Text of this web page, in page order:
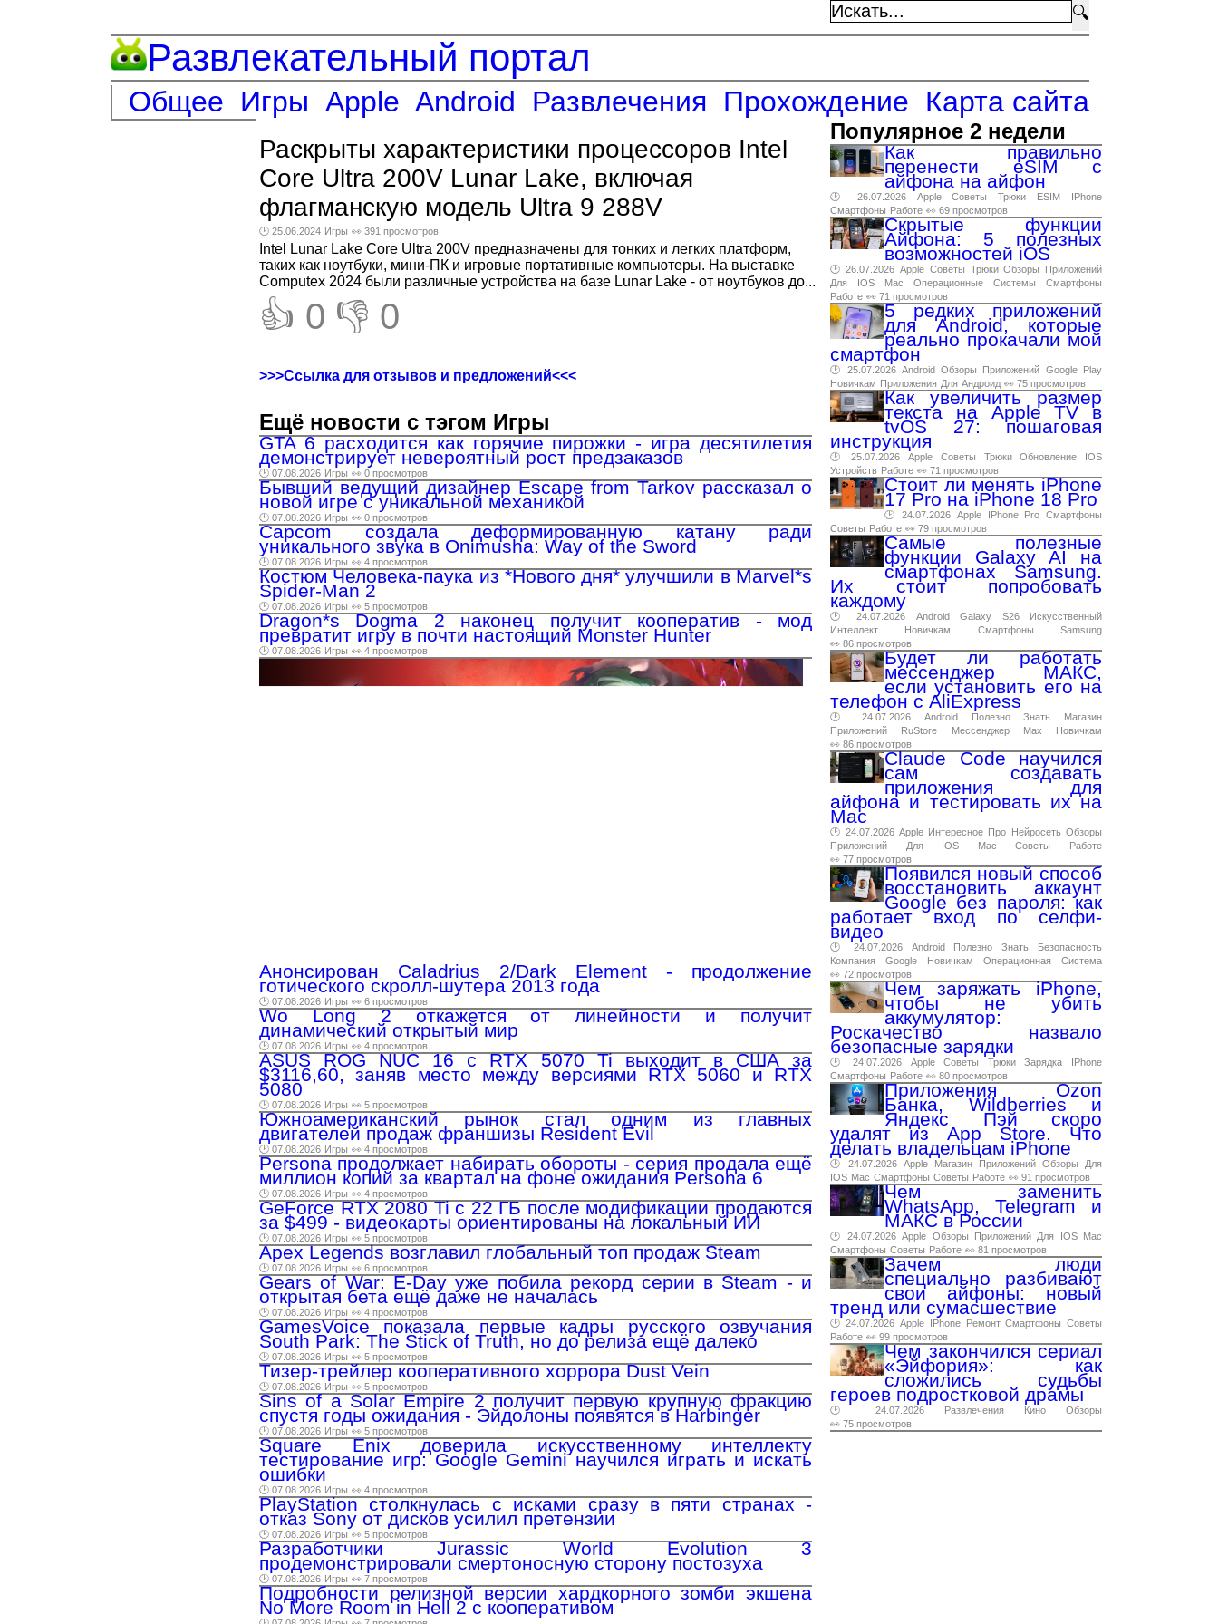
🔍
Развлекательный портал
Общее Игры Apple Android Развлечения Прохождение Карта сайта
Раскрыты характеристики процессоров Intel
Core Ultra 200V Lunar Lake, включая
флагманскую модель Ultra 9 288V
🕑 25.06.2024 Игры 👀 391 просмотров
Intel Lunar Lake Core Ultra 200V предназначены для тонких и легких платформ,
таких как ноутбуки, мини-ПК и игровые портативные компьютеры. На выставке
Computex 2024 были различные устройства на базе Lunar Lake - от ноутбуков до...
👍 0 👎 0
>>>Ссылка для отзывов и предложений<<<
Ещё новости с тэгом Игры
GTA 6 расходится как горячие пирожки - игра десятилетия
демонстрирует невероятный рост предзаказов
🕑 07.08.2026 Игры 👀 0 просмотров
Бывший ведущий дизайнер Escape from Tarkov рассказал о
новой игре с уникальной механикой
🕑 07.08.2026 Игры 👀 0 просмотров
Capcom создала деформированную катану ради
уникального звука в Onimusha: Way of the Sword
🕑 07.08.2026 Игры 👀 4 просмотров
Костюм Человека-паука из *Нового дня* улучшили в Marvel*s
Spider-Man 2
🕑 07.08.2026 Игры 👀 5 просмотров
Dragon*s Dogma 2 наконец получит кооператив - мод
превратит игру в почти настоящий Monster Hunter
🕑 07.08.2026 Игры 👀 4 просмотров
Анонсирован Caladrius 2/Dark Element - продолжение
готического скролл-шутера 2013 года
🕑 07.08.2026 Игры 👀 6 просмотров
Wo Long 2 откажется от линейности и получит
динамический открытый мир
🕑 07.08.2026 Игры 👀 4 просмотров
ASUS ROG NUC 16 с RTX 5070 Ti выходит в США за
$3116,60, заняв место между версиями RTX 5060 и RTX
5080
🕑 07.08.2026 Игры 👀 5 просмотров
Южноамериканский рынок стал одним из главных
двигателей продаж франшизы Resident Evil
🕑 07.08.2026 Игры 👀 4 просмотров
Persona продолжает набирать обороты - серия продала ещё
миллион копий за квартал на фоне ожидания Persona 6
🕑 07.08.2026 Игры 👀 4 просмотров
GeForce RTX 2080 Ti с 22 ГБ после модификации продаются
за $499 - видеокарты ориентированы на локальный ИИ
🕑 07.08.2026 Игры 👀 5 просмотров
Apex Legends возглавил глобальный топ продаж Steam
🕑 07.08.2026 Игры 👀 6 просмотров
Gears of War: E-Day уже побила рекорд серии в Steam - и
открытая бета ещё даже не началась
🕑 07.08.2026 Игры 👀 4 просмотров
GamesVoice показала первые кадры русского озвучания
South Park: The Stick of Truth, но до релиза ещё далеко
🕑 07.08.2026 Игры 👀 5 просмотров
Тизер-трейлер кооперативного хоррора Dust Vein
🕑 07.08.2026 Игры 👀 5 просмотров
Sins of a Solar Empire 2 получит первую крупную фракцию
спустя годы ожидания - Эйдолоны появятся в Harbinger
🕑 07.08.2026 Игры 👀 5 просмотров
Square Enix доверила искусственному интеллекту
тестирование игр: Google Gemini научился играть и искать
ошибки
🕑 07.08.2026 Игры 👀 4 просмотров
PlayStation столкнулась с исками сразу в пяти странах -
отказ Sony от дисков усилил претензии
🕑 07.08.2026 Игры 👀 5 просмотров
Разработчики Jurassic World Evolution 3
продемонстрировали смертоносную сторону постозуха
🕑 07.08.2026 Игры 👀 7 просмотров
Подробности релизной версии хардкорного зомби экшена
No More Room in Hell 2 с кооперативом
Популярное 2 недели
Как правильно
перенести eSIM с
айфона на айфон
🕑 26.07.2026 Apple Советы Трюки ESIM
IPhone
Смартфоны Работе 👀 69 просмотров
Скрытые функции
Айфона: 5 полезных
возможностей iOS
🕑 26.07.2026 Apple Советы Трюки Обзоры
Приложений
Для
IOS Mac Операционные Системы
Смартфоны
Работе 👀 71 просмотров
5 редких приложений
для Android, которые
реально прокачали мой
смартфон
🕑 25.07.2026 Android Обзоры Приложений Google
Play
Новичкам Приложения Для Андроид 👀 75 просмотров
Как увеличить размер
текста на Apple TV в
tvOS 27: пошаговая
инструкция
🕑 25.07.2026 Apple Советы Трюки Обновление
IOS
Устройств Работе 👀 71 просмотров
Стоит ли менять iPhone
17 Pro на iPhone 18 Pro
🕑 24.07.2026 Apple IPhone Pro Смартфоны
Советы Работе 👀 79 просмотров
Самые полезные
функции Galaxy AI на
смартфонах Samsung.
Их стоит попробовать
каждому
🕑 24.07.2026 Android Galaxy S26
Искусственный
Интеллект
Новичкам Смартфоны
Samsung
👀 86 просмотров
Будет ли работать
мессенджер МАКС,
если установить его на
телефон с AliExpress
🕑 24.07.2026 Android Полезно Знать
Магазин
Приложений
RuStore Мессенджер Max
Новичкам
👀 86 просмотров
Claude Code научился
сам создавать
приложения для
айфона и тестировать их на
Mac
🕑 24.07.2026 Apple Интересное Про Нейросеть Обзоры
Приложений
Для IOS Mac Советы
Работе
👀 77 просмотров
Появился новый способ
восстановить аккаунт
Google без пароля: как
работает вход по селфи-
видео
🕑 24.07.2026 Android Полезно Знать
Безопасность
Компания
Google Новичкам Операционная
Система
👀 72 просмотров
Чем заряжать iPhone,
чтобы не убить
аккумулятор:
Роскачество назвало
безопасные зарядки
🕑 24.07.2026 Apple Советы Трюки Зарядка
IPhone
Смартфоны Работе 👀 80 просмотров
Приложения Ozon
Банка, Wildberries и
Яндекс Пэй скоро
удалят из App Store. Что
делать владельцам iPhone
🕑 24.07.2026 Apple Магазин Приложений Обзоры
Для
IOS Mac Смартфоны Советы Работе 👀 91 просмотров
Чем заменить
WhatsApp, Telegram и
МАКС в России
🕑 24.07.2026 Apple Обзоры Приложений Для IOS
Mac
Смартфоны Советы Работе 👀 81 просмотров
Зачем люди
специально разбивают
свои айфоны: новый
тренд или сумасшествие
🕑 24.07.2026 Apple IPhone Ремонт Смартфоны Советы
Работе 👀 99 просмотров
Чем закончился сериал
«Эйфория»: как
сложились судьбы
героев подростковой драмы
🕑 24.07.2026 Развлечения Кино
Обзоры
👀 75 просмотров